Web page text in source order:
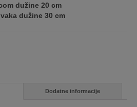
dužine 20 cm
dužine 30 cm
Dodatne informacije